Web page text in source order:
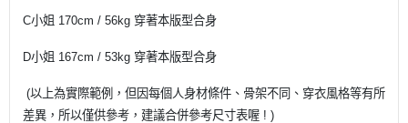
C小姐 170cm / 56kg 穿著本版型合身
D小姐 167cm / 53kg 穿著本版型合身
(以上為實際範例，但因每個人身材條件、骨架不同、穿衣風格等有所
差異，所以僅供參考，建議合併參考尺寸表喔 ! )